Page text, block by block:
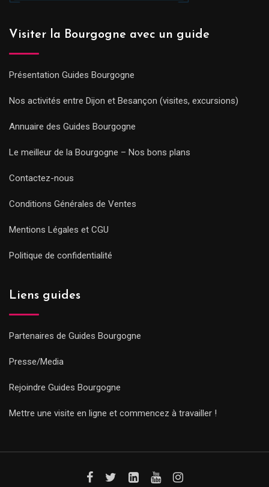
Visiter la Bourgogne avec un guide
Présentation Guides Bourgogne
Nos activités entre Dijon et Besançon (visites, excursions)
Annuaire des Guides Bourgogne
Le meilleur de la Bourgogne – Nos bons plans
Contactez-nous
Conditions Générales de Ventes
Mentions Légales et CGU
Politique de confidentialité
Liens guides
Partenaires de Guides Bourgogne
Presse/Media
Rejoindre Guides Bourgogne
Mettre une visite en ligne et commencez à travailler !